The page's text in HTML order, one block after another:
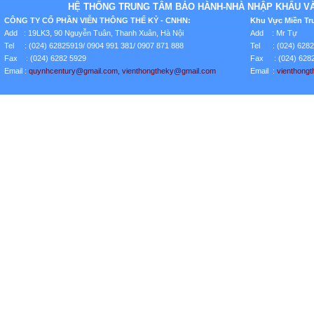
HỆ THỐNG TRUNG TÂM BẢO HÀNH-NHÀ NHẬP KHẨU
CÔNG TY CỔ PHẦN VIỄN THÔNG THẾ KỶ - CNHN:
Add : 19LK3, 90 Nguyễn Tuân, Thanh Xuân, Hà Nội
Tel : (024) 62825919/ 0904 991 381/ 0907 871 888
Fax : (024) 6282 5929
Email : quynhcentury@gmail.com , vienthongtheky@gmail.com
Khu Vực Miền
Add : Mr Tự
Tel : (024)
Fax : (024)
Email :